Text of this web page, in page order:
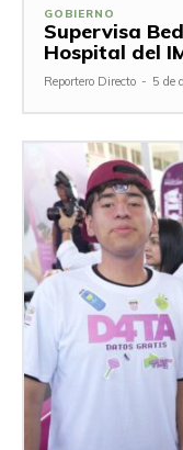
GOBIERNO
Supervisa
Hospital del
Reportero Directo - 5 de